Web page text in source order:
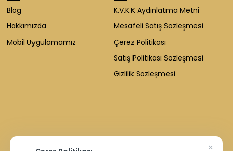
Blog
Hakkımızda
Mobil Uygulamamız
K.V.K.K Aydınlatma Metni
Mesafeli Satış Sözleşmesi
Çerez Politikası
Satış Politikası Sözleşmesi
Gizlilik Sözleşmesi
×